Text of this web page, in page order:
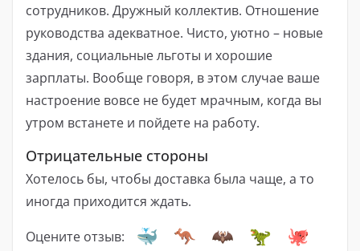
сотрудников. Дружный коллектив. Отношение
руководства адекватное. Чисто, уютно – новые
здания, социальные льготы и хорошие
зарплаты. Вообще говоря, в этом случае ваше
настроение вовсе не будет мрачным, когда вы
утром встанете и пойдете на работу.
Отрицательные стороны
Хотелось бы, чтобы доставка была чаще, а то
иногда приходится ждать.
Оцените отзыв: